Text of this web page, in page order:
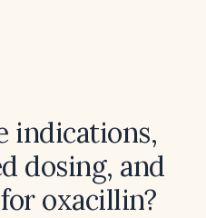
indications,
dosing, and
oxacillin?